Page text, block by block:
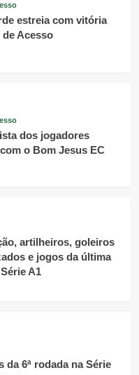
estreia com vitória
Acesso
dos jogadores
o Bom Jesus EC
artilheiros, goleiros
e jogos da última
A1
da 6ª rodada na Série